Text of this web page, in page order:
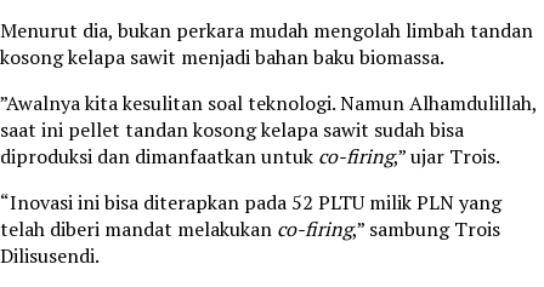
Menurut dia, bukan perkara mudah mengolah limbah tandan
kosong kelapa sawit menjadi bahan baku biomassa.
”Awalnya kita kesulitan soal teknologi. Namun Alhamdulillah,
saat ini pellet tandan kosong kelapa sawit sudah bisa
diproduksi dan dimanfaatkan untuk co-firing,” ujar Trois.
“Inovasi ini bisa diterapkan pada 52 PLTU milik PLN yang
telah diberi mandat melakukan co-firing,” sambung Trois
Dilisusendi.